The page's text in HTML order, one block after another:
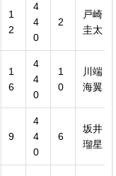
1
2
4
4
0
2
戸崎
圭太
1
6
4
4
0
1
0
川端
海翼
9
4
4
0
6
坂井
瑠星